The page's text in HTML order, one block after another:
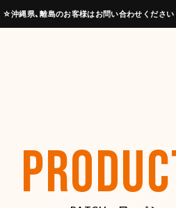
縄県、離島のお客様はお問い合わせくだ